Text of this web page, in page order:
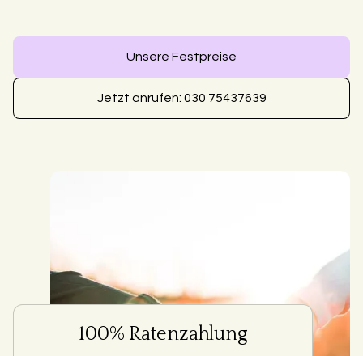
Unsere Festpreise
Jetzt anrufen: 030 75437639
100% Ratenzahlung